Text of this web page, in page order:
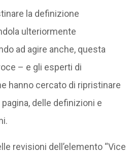
la definizione
ulteriormente
ad agire anche, questa
– e gli esperti di
hanno cercato di ripristinare
delle definizioni e
revisioni dell’elemento “Vice